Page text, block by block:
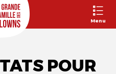
Menu
POUR